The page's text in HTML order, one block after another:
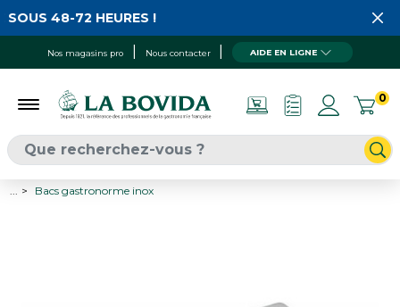
Nos magasins pro Nous contacter AIDE EN LIGNE
0
48-72 HEURES !
Bacs gastronorme inox